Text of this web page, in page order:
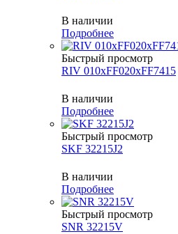
В наличии
Подробнее
Быстрый просмотр
RIV 010xFF020xFF7415
В наличии
Подробнее
Быстрый просмотр
SKF 32215J2
В наличии
Подробнее
Быстрый просмотр
SNR 32215V